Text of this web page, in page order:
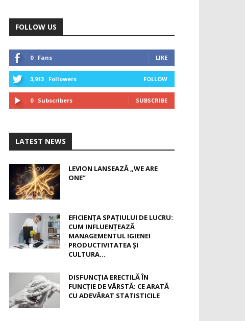
FOLLOW US
0 Fans LIKE
3,913 Followers FOLLOW
0 Subscribers SUBSCRIBE
LATEST NEWS
LEVION LANSEAZĂ „WE ARE
ONE”
EFICIENȚA SPAȚIULUI DE LUCRU:
CUM INFLUENȚEAZĂ
MANAGEMENTUL IGIENEI
PRODUCTIVITATEA ȘI
CULTURA...
DISFUNCȚIA ERECTILĂ ÎN
FUNCȚIE DE VÂRSTĂ: CE ARATĂ
CU ADEVĂRAT STATISTICILE